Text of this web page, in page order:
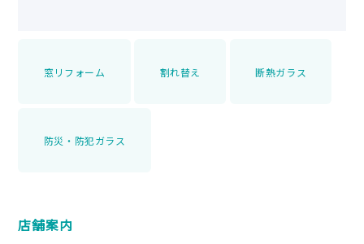
窓リフォーム 割れ替え 断熱ガラス
防災・防犯ガラス
店舗案内